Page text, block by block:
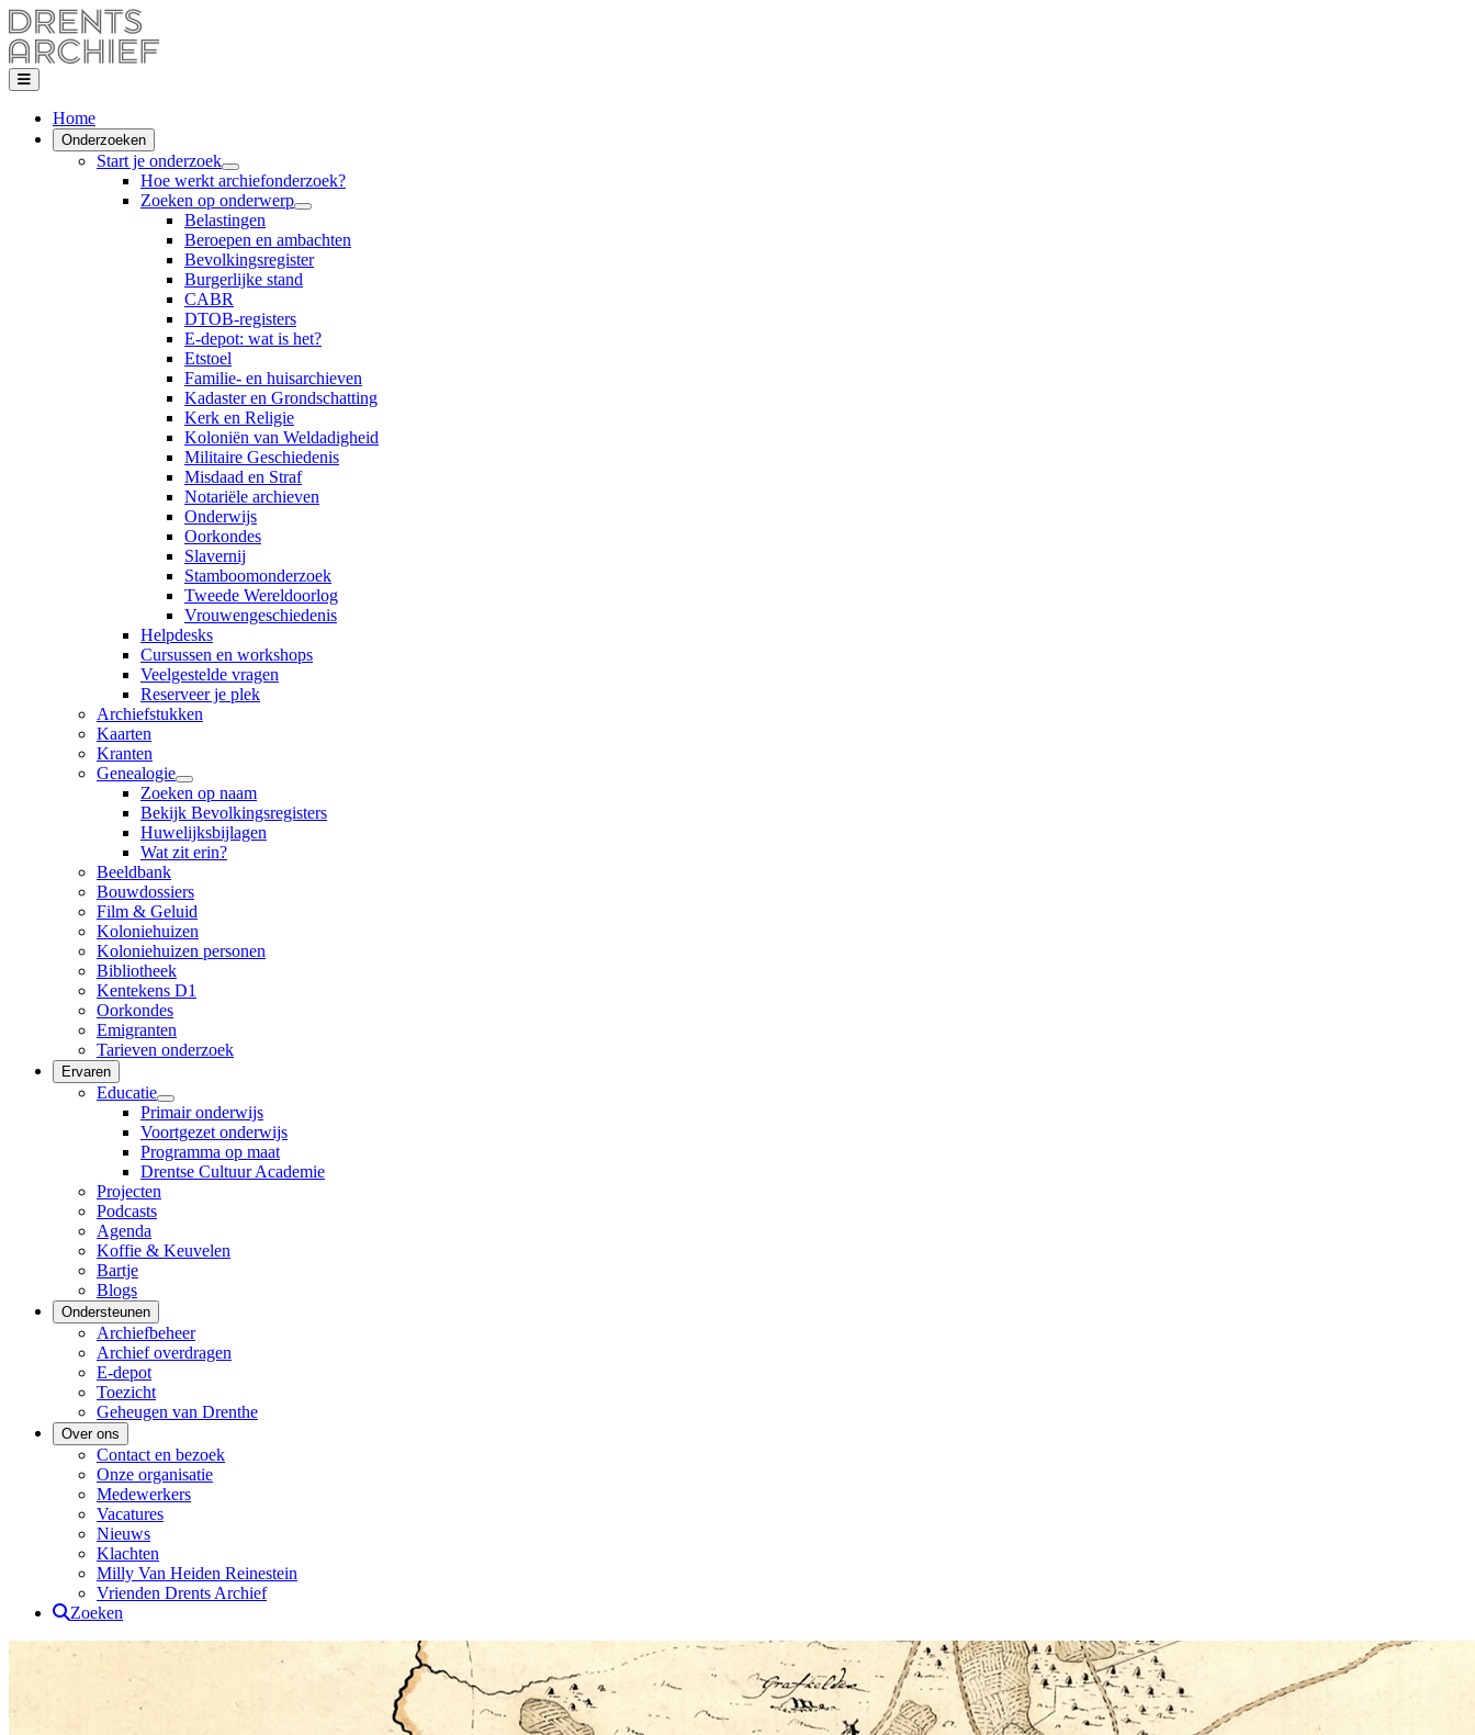
Home
Onderzoeken
Start je onderzoek
Hoe werkt archiefonderzoek?
Zoeken op onderwerp
Belastingen
Beroepen en ambachten
Bevolkingsregister
Burgerlijke stand
CABR
DTOB-registers
E-depot: wat is het?
Etstoel
Familie- en huisarchieven
Kadaster en Grondschatting
Kerk en Religie
Koloniën van Weldadigheid
Militaire Geschiedenis
Misdaad en Straf
Notariële archieven
Onderwijs
Oorkondes
Slavernij
Stamboomonderzoek
Tweede Wereldoorlog
Vrouwengeschiedenis
Helpdesks
Cursussen en workshops
Veelgestelde vragen
Reserveer je plek
Archiefstukken
Kaarten
Kranten
Genealogie
Zoeken op naam
Bekijk Bevolkingsregisters
Huwelijksbijlagen
Wat zit erin?
Beeldbank
Bouwdossiers
Film & Geluid
Koloniehuizen
Koloniehuizen personen
Bibliotheek
Kentekens D1
Oorkondes
Emigranten
Tarieven onderzoek
Ervaren
Educatie
Primair onderwijs
Voortgezet onderwijs
Programma op maat
Drentse Cultuur Academie
Projecten
Podcasts
Agenda
Koffie & Keuvelen
Bartje
Blogs
Ondersteunen
Archiefbeheer
Archief overdragen
E-depot
Toezicht
Geheugen van Drenthe
Over ons
Contact en bezoek
Onze organisatie
Medewerkers
Vacatures
Nieuws
Klachten
Milly Van Heiden Reinestein
Vrienden Drents Archief
Zoeken
Drents Archief